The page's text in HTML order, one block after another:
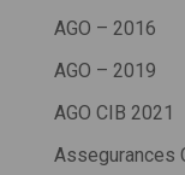
AGO – 2016
AGO – 2019
AGO CIB 2021
Assegurances